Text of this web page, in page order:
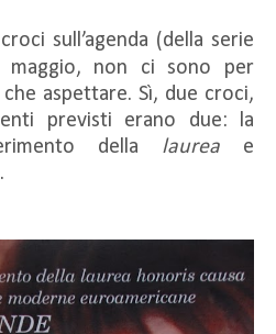
sull’agenda (della serie
non ci sono per
aspettare. Sì, due croci,
previsti erano due: la
della laurea e